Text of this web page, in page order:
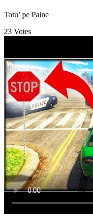
Totu’ pe Paine
23 Votes